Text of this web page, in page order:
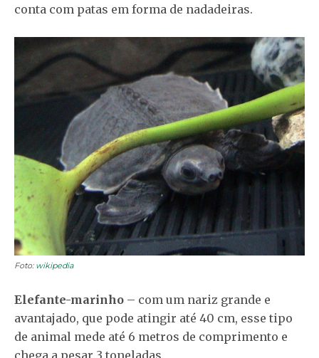
conta com patas em forma de nadadeiras.
Foto: wikipedia
Elefante-marinho – com um nariz grande e
avantajado, que pode atingir até 40 cm, esse tipo
de animal mede até 6 metros de comprimento e
chega a pesar 3 toneladas.